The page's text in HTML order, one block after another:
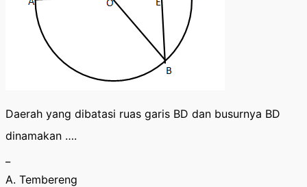
Daerah yang dibatasi ruas garis BD dan busurnya BD
dinamakan ….
A. Tembereng